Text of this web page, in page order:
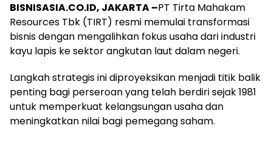
BISNISASIA.CO.ID, JAKARTA –PT Tirta Mahakam
Resources Tbk (TIRT) resmi memulai transformasi
bisnis dengan mengalihkan fokus usaha dari industri
kayu lapis ke sektor angkutan laut dalam negeri.
Langkah strategis ini diproyeksikan menjadi titik balik
penting bagi perseroan yang telah berdiri sejak 1981
untuk memperkuat kelangsungan usaha dan
meningkatkan nilai bagi pemegang saham.